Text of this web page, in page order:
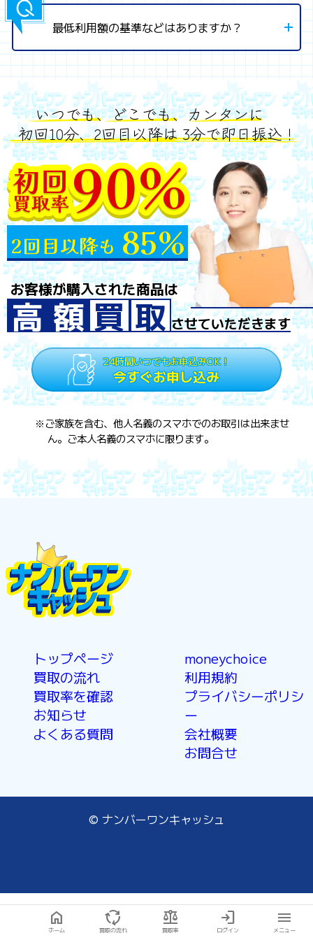
最低利用額の基準などはありますか？
いつでも、どこでも、カンタンに
初回10分、2回目以降は 3分で即日振込！
初回
買取率90%
85%
2回目以降も
お客様が購入された商品は
高 額 買 取 させていただきます
24時間いつでもお申込みOK！
今すぐお申し込み
※ご家族を含む、他人名義のスマホでのお取引は出来ませ
ん。ご本人名義のスマホに限ります。
home
ホーム
cycle
買取の流れ
balance
買取率
login
ログイン
menu
メニュー
トップページ
買取の流れ
買取率を確認
お知らせ
よくある質問
moneychoice
利用規約
プライバシーポリシ
ー
会社概要
お問合せ
© ナンバーワンキャッシュ